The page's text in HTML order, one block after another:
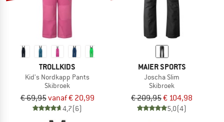
TROLLKIDS
Kid's Nordkapp Pants
Skibroek
€ 69,95vanaf € 20,99
4,7(6)
MAIER SPORTS
Joscha Slim
Skibroek
€ 209,95€ 104,98
5,0(4)